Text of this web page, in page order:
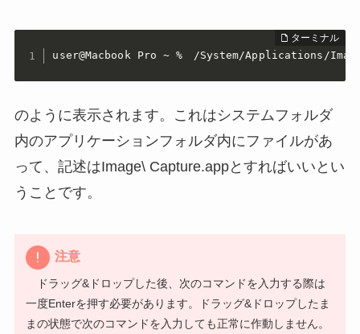
user@Macbook Pro ~ %　/System/Applications/
のように表示されます。これはシステムフォルダ
内のアプリケーションフォルダ内にファイルがあ
って、記述はImage\ Capture.appとすればいいとい
うことです。
注意
ドラッグ&ドロップした後、次のコマンドを入力する際は
一度Enterを押す必要があります。ドラッグ&ドロップしたま
まの状態で次のコマンドを入力しても正常に作動しません。